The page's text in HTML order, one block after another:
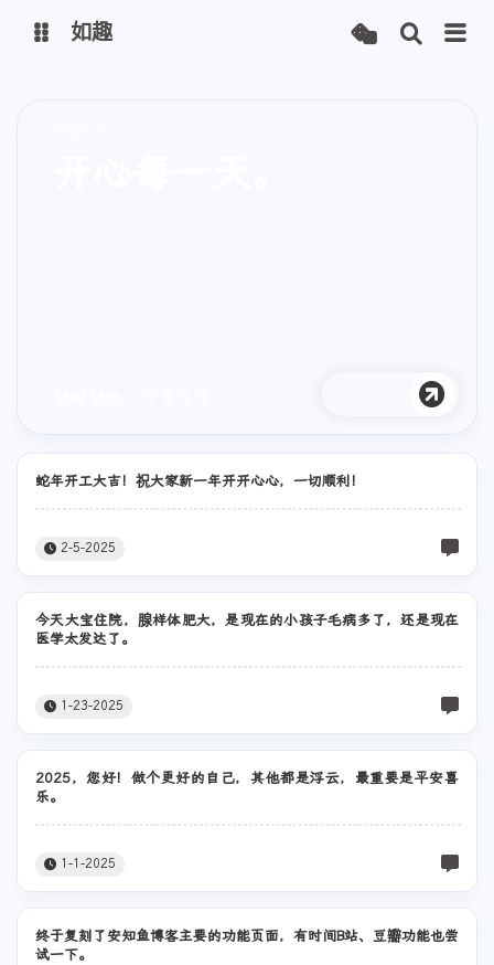
如趣
蛇年开工大吉！祝大家新一年开开心心，一切顺利！
2-5-2025
今天大宝住院，腺样体肥大，是现在的小孩子毛病多了，还是现在
医学太发达了。
1-23-2025
2025，您好！做个更好的自己，其他都是浮云，最重要是平安喜
乐。
1-1-2025
终于复刻了安知鱼博客主要的功能页面，有时间B站、豆瓣功能也尝
试一下。